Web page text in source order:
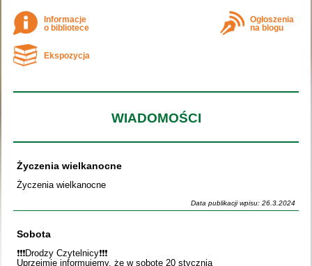
Informacje
o bibliotece
Ogłoszenia
na blogu
Ekspozycja
WIADOMOŚCI
Życzenia wielkanocne
Życzenia wielkanocne
Data publikacji wpisu: 26.3.2024
Sobota
❗️❗️❗️Drodzy Czytelnicy❗️❗️❗️
Uprzejmie informujemy, że w sobotę 20 stycznia